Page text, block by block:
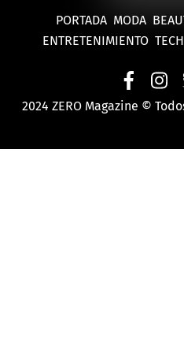
PORTADA MODA
ENTRETENIMIENTO TECH
2024 ZERO Magazine ©